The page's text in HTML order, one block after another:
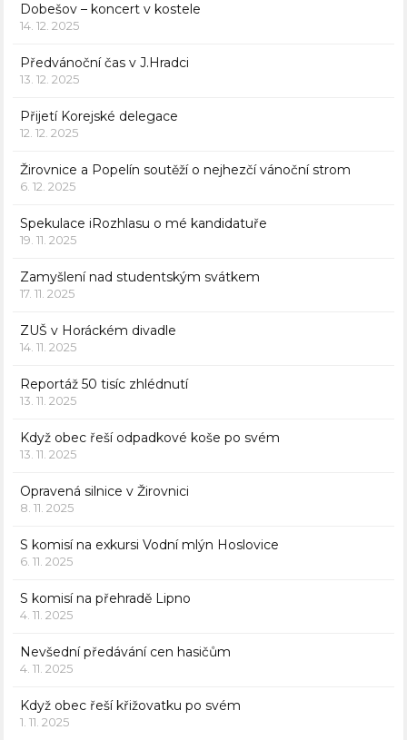
Dobešov – koncert v kostele
14. 12. 2025
Předvánoční čas v J.Hradci
13. 12. 2025
Přijetí Korejské delegace
12. 12. 2025
Žirovnice a Popelín soutěží o nejhezčí vánoční strom
6. 12. 2025
Spekulace iRozhlasu o mé kandidatuře
19. 11. 2025
Zamyšlení nad studentským svátkem
17. 11. 2025
ZUŠ v Horáckém divadle
14. 11. 2025
Reportáž 50 tisíc zhlédnutí
13. 11. 2025
Když obec řeší odpadkové koše po svém
13. 11. 2025
Opravená silnice v Žirovnici
8. 11. 2025
S komisí na exkursi Vodní mlýn Hoslovice
6. 11. 2025
S komisí na přehradě Lipno
4. 11. 2025
Nevšední předávání cen hasičům
4. 11. 2025
Když obec řeší křižovatku po svém
1. 11. 2025